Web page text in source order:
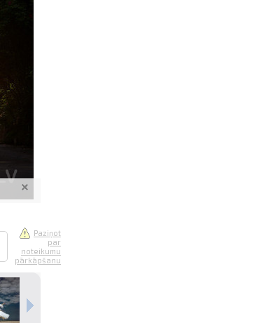
Paziņot
par
noteikumu
pārkāpšanu